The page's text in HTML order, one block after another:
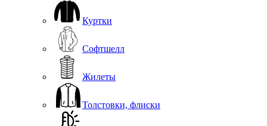
Куртки
Софтшелл
Жилеты
Толстовки, флиски